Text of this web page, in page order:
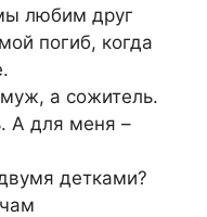
любим друг
погиб, когда
а сожитель.
А для меня –
детками?